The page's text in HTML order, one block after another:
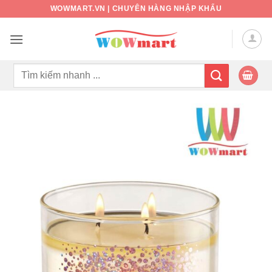
nội
WOWMART.VN | CHUYÊN HÀNG NHẬP KHẨU
Tìm